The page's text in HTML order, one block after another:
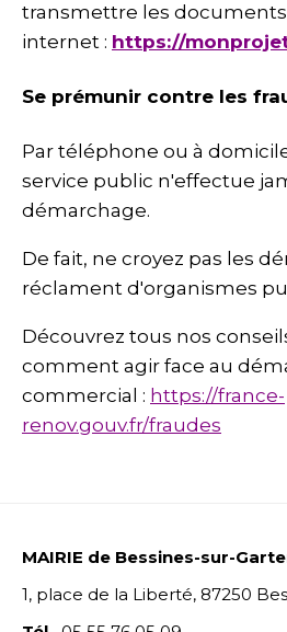
transmettre les
internet : https://
Se prémunir contre les
Par téléphone ou à
service public n'effectue
démarchage.
De fait, ne croyez pas les
réclament d'organismes
Découvrez tous nos
comment agir face au
commercial : https://france-
renov.gouv.fr/fraudes
MAIRIE de Bessines-sur-
1, place de la Liberté, 87250